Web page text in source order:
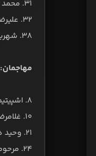
۳۱. محمد خوشرنگ کیسمی
۳۲. علیرضا صبوری
۳۸. شهریار فخیمی
مهاجمان:
۸. اشپیتیم آرفی
۱۰. غلامرضا رضایی
۲۱. وحید هاشمیان
۲۴. مرحوم هادی نوروزی